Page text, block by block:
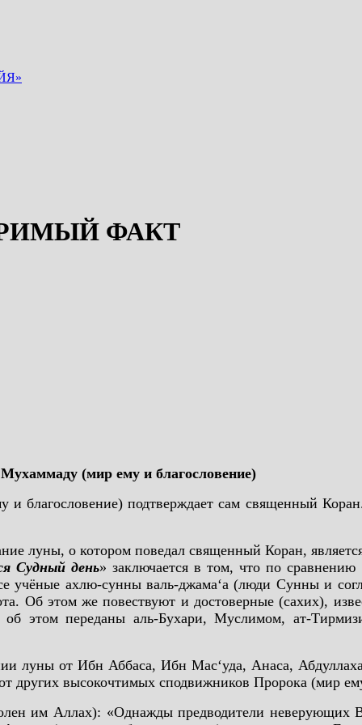
ФАКТ
(мир ему и благословение)
и благословение) подтверждает сам священный
луны, о котором поведал священный Коран,
Судный день» заключается в том, что по
учёные ахлю-сунны валь-джама‘а (люди Сунны и
Об этом же повествуют и достоверные (сахих),
об этом переданы аль-Бухари, Муслимом, ат-
луны от Ибн Аббаса, Ибн Мас‘уда, Анаса,
высокочтимых сподвижников Пророка (мир
им Аллах): «Однажды предводители